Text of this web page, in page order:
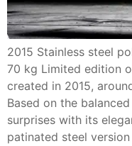
2015 Stainless steel
70 kg Limited edition
created in 2015,
Based on the
surprises with its
patinated steel